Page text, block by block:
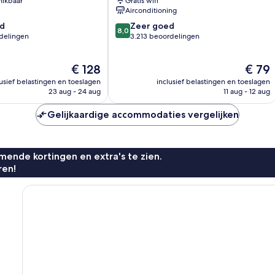
De
prijs
is
€ 128
belastingen en toeslagen
23 aug - 24 aug
Street
Romantische
Zone
Airconditioning
8.0
van
8,0 Zeer goed
3.213 beoordelingen
De
prijs
is
€ 79
inclusief belastingen en toeslagen
11 aug - 12 aug
Gelijkaardige accommodaties vergelijken
kortingen en extra's te zien.